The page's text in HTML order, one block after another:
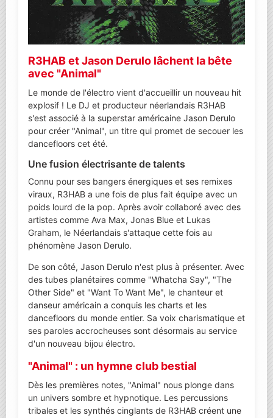
R3HAB et Jason Derulo lâchent la bête
avec "Animal"
Le monde de l'électro vient d'accueillir un nouveau hit
explosif ! Le DJ et producteur néerlandais R3HAB
s'est associé à la superstar américaine Jason Derulo
pour créer "Animal", un titre qui promet de secouer les
dancefloors cet été.
Une fusion électrisante de talents
Connu pour ses bangers énergiques et ses remixes
viraux, R3HAB a une fois de plus fait équipe avec un
poids lourd de la pop. Après avoir collaboré avec des
artistes comme Ava Max, Jonas Blue et Lukas
Graham, le Néerlandais s'attaque cette fois au
phénomène Jason Derulo.
De son côté, Jason Derulo n'est plus à présenter. Avec
des tubes planétaires comme "Whatcha Say", "The
Other Side" et "Want To Want Me", le chanteur et
danseur américain a conquis les charts et les
dancefloors du monde entier. Sa voix charismatique et
ses paroles accrocheuses sont désormais au service
d'un nouveau bijou électro.
"Animal" : un hymne club bestial
Dès les premières notes, "Animal" nous plonge dans
un univers sombre et hypnotique. Les percussions
tribales et les synthés cinglants de R3HAB créent une